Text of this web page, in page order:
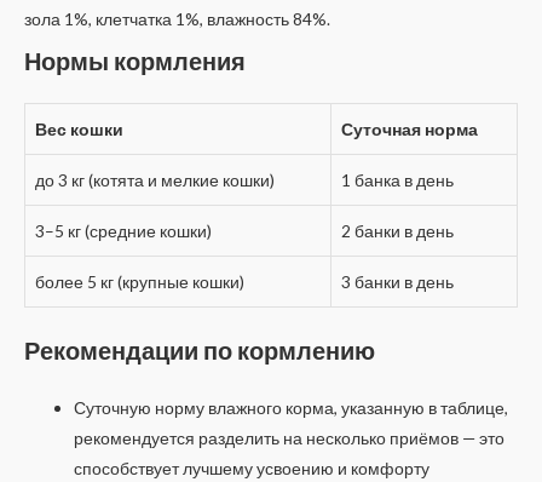
зола 1%, клетчатка 1%, влажность 84%.
Нормы кормления
Вес кошки Суточная норма
до 3 кг (котята и мелкие кошки) 1 банка в день
3–5 кг (средние кошки) 2 банки в день
более 5 кг (крупные кошки) 3 банки в день
Рекомендации по кормлению
Суточную норму влажного корма, указанную в таблице,
рекомендуется разделить на несколько приёмов — это
способствует лучшему усвоению и комфорту